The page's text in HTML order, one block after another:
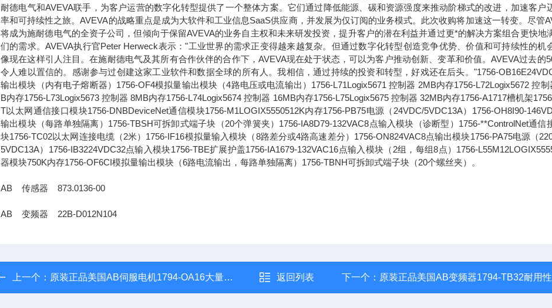
耐德电气和AVEVA联手，为客户运营的数字化转型提供了一个整体方案。它们通过降低能源、碳和资源强度来推动阶梯式的改进，加速客户
率和可持续性之旅。AVEVA的战略重点是成为大软件和工业信息SaaS供应商，并发展为仅订阅的业务模式。此次收购将加速这一转变。尽管
将成为施耐德电气的全资子公司，但倾向于保留AVEVA的业务自主权和未来研发投资，提升客户的潜在利益并通过更*的解决方案组合更快地
们的需求。AVEVA执行官Peter Herweck表示："工业世界的需求正变得越来越复杂。但通过数字化转型创造竞争优势、价值和可持续性的机
像现在这样引人注目。在施耐德电气及其所有合作伙伴的合作下，AVEVA现在处于状态，可以为客户推动创新、变革和价值。AVEVA过去的
令人难以置信的。感谢参与过创建这家工业软件和数据全球的所有人。我相信，通过持续的投资和转型，好戏还在后头。"1756-
输出模块（内有电子熔断器）1756-OF4模拟量输出模块（4路电压或电流输出）1756-L71Logix5671 控制器 2MB内存1756-L72Logix5672 控制
B内存1756-L73Logix5673 控制器 8MB内存1756-L74Logix5674 控制器 16MB内存1756-L75Logix5675 控制器 32MB内存1756-A1717槽机架
T以太网通信接口模块1756-DNBDeviceNet通信模块1756-M1LOGIX5550512K内存1756-PB75电源（24VDC/5VDC13A）1756-OH8I90-
输出模块（每路单独隔离）1756-TBSH可拆卸式端子块（20个弹簧夹）1756-IA8D79-132VAC8点输入模块（诊断型）1756-**ControlNet通信
块1756-TC02以太网连接电缆（2米）1756-IF16模拟量输入模块（8路差分或4路高速差分）1756-ON824VAC8点输出模块1756-PA75电源（
5VDC13A）1756-IB3224VDC32点输入模块1756-TBE扩展护盖1756-IA1679-132VAC16点输入模块（2组，每组8点）1756-
器模块750K内存1756-OF6CI模拟量输出模块（6路电流输出，每路单独隔离）1756-TBNH可拆卸式端子块（20个螺丝夹）。
AB 传感器 873.0136-00
AB 变频器 22B-D012N104
上一个： 原装正品美国AB伺服电机1794-OA16大量现货 返回列表 下一个： 原装正品美国AB变频器1794-TB32耐用